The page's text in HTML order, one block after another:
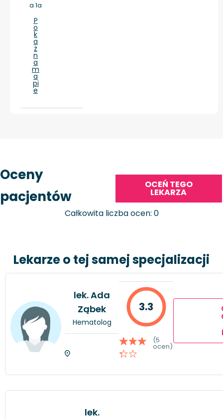
a 1a
P
o
k
a
ż
n
a
m
a
pi
e
Oceny
pacjentów
OCEŃ TEGO
LEKARZA
Całkowita liczba ocen: 0
Lekarze o tej samej specjalizacji
lek. Ada
Ząbek
Hematolog
3.3
(5
ocen)
lek.